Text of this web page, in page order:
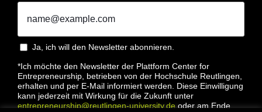
Ja, ich will den Newsletter abonnieren.
*Ich möchte den Newsletter der Plattform Center for
Entrepreneurship, betrieben von der Hochschule Reutlingen,
erhalten und per E-Mail informiert werden. Diese Einwilligung
kann jederzeit mit Wirkung für die Zukunft unter
entrepreneurship@reutlingen-university.deoder am Ende